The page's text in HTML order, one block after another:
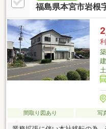
福島県本宮市岩根
間取り図あり 写